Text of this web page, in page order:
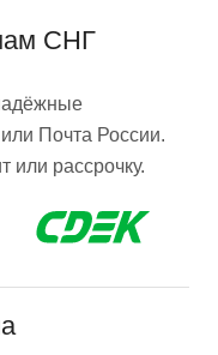
СНГ
Почта России.
или рассрочку.